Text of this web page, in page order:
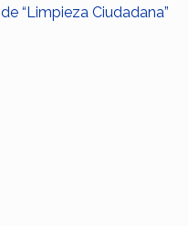
de “Limpieza Ciudadana”